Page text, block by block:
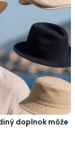
doplnok môže